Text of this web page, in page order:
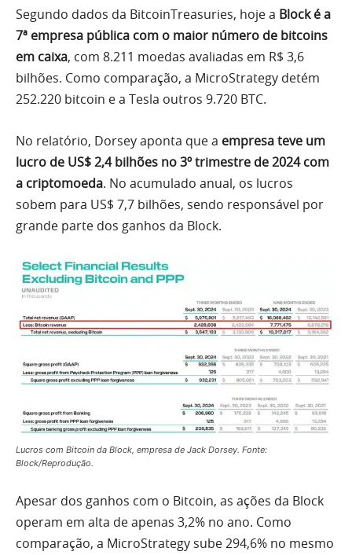
Segundo dados da BitcoinTreasuries, hoje a Block é a
7ª empresa pública com o maior número de bitcoins
em caixa, com 8.211 moedas avaliadas em R$ 3,6
bilhões. Como comparação, a MicroStrategy detém
252.220 bitcoin e a Tesla outros 9.720 BTC.
No relatório, Dorsey aponta que a empresa teve um
lucro de US$ 2,4 bilhões no 3º trimestre de 2024 com
a criptomoeda. No acumulado anual, os lucros
sobem para US$ 7,7 bilhões, sendo responsável por
grande parte dos ganhos da Block.
Lucros com Bitcoin da Block, empresa de Jack Dorsey. Fonte:
Block/Reprodução.
Apesar dos ganhos com o Bitcoin, as ações da Block
operam em alta de apenas 3,2% no ano. Como
comparação, a MicroStrategy sube 294,6% no mesmo